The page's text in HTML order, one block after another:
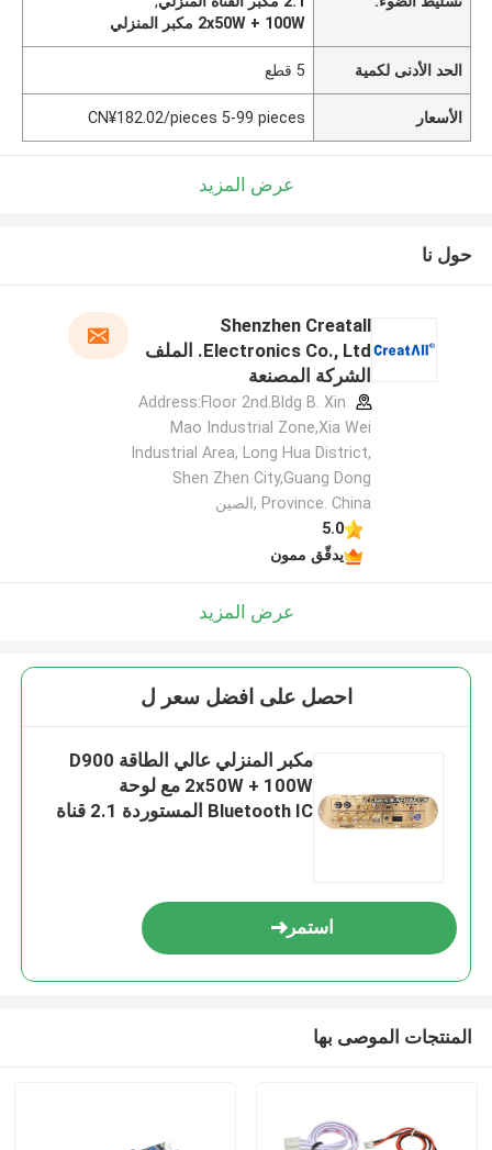
2x50W + 100W مكبر المنزلي
الحد الأدنى لكمية 5 قطع
الأسعار CN¥182.02/pieces 5-99 pieces
عرض المزيد
حول نا
Shenzhen Creatall
Electronics Co., Ltd. الملف
الشركة المصنعة
Address:Floor 2nd.Bldg B. Xin
Mao Industrial Zone,Xia Wei
Industrial Area, Long Hua District,
Shen Zhen City,Guang Dong
Province. China ,الصين
5.0
يدقّق ممون
عرض المزيد
احصل على افضل سعر ل
مكبر المنزلي عالي الطاقة D900
2x50W + 100W مع لوحة
Bluetooth IC المستوردة 2.1 قناة
استمر
المنتجات الموصى بها